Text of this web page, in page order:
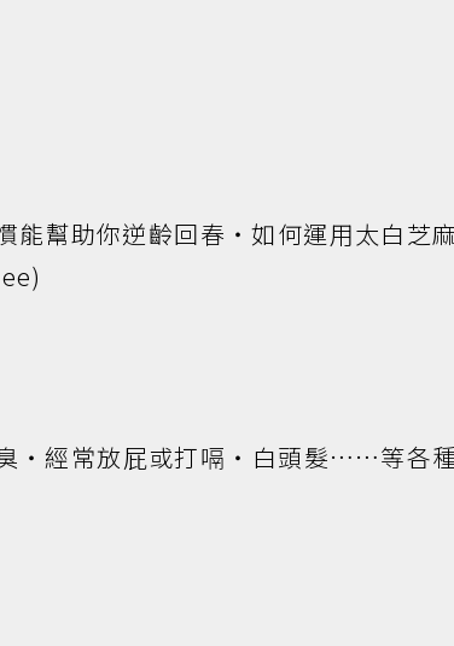
能幫助你逆齡回春‧如何運用太白芝
‧經常放屁或打嗝‧白頭髮……等各